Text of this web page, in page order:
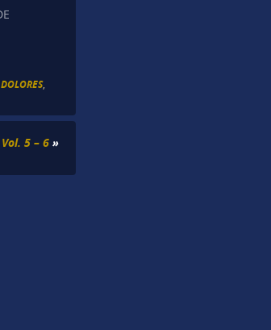
,
5 – 6 »